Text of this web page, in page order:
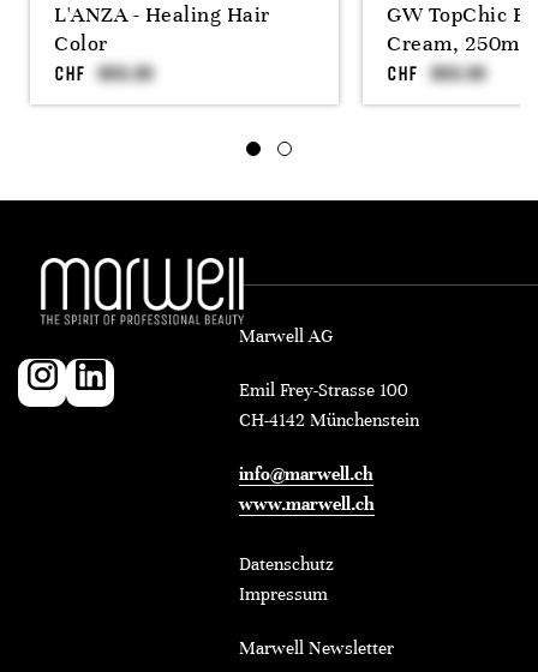
L'ANZA - Healing Hair
Color
CHF
GW TopChic
Cream, 250ml
CHF
Marwell AG
Emil Frey-Strasse 100
CH-4142 Münchenstein
info@marwell.ch
www.marwell.ch
Datenschutz
Impressum
Marwell Newsletter